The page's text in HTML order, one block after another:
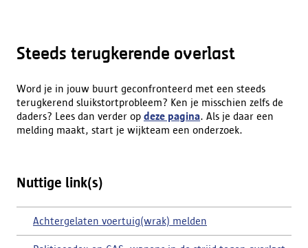
Steeds terugkerende overlast
Word je in jouw buurt geconfronteerd met een steeds
terugkerend sluikstortprobleem? Ken je misschien zelfs de
daders? Lees dan verder op deze pagina. Als je daar een
melding maakt, start je wijkteam een onderzoek.
Nuttige link(s)
Achtergelaten voertuig(wrak) melden